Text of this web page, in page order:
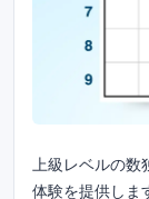
上級レベルの数
体験を提供しま